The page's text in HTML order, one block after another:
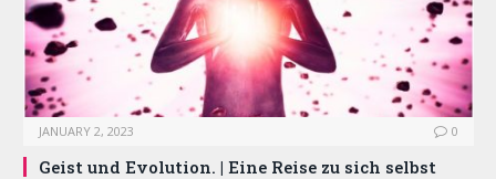
JANUARY 2, 2023 0
Geist und Evolution. | Eine Reise zu sich selbst